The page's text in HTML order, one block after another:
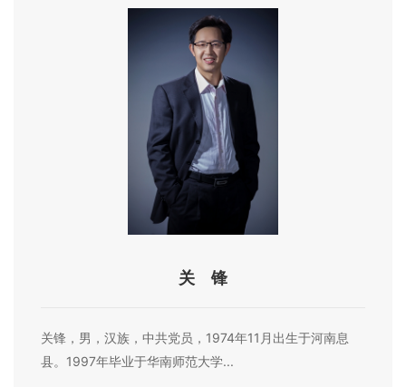
关 锋
关锋，男，汉族，中共党员，1974年11月出生于河南息
县。1997年毕业于华南师范大学...